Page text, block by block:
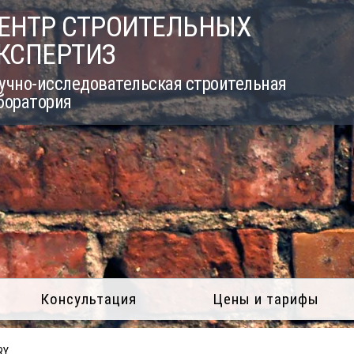
СТРОИТЕЛЬНЫХ
исследовательская строительная
Консультация Цены и тарифы